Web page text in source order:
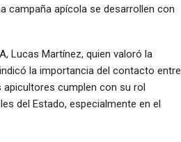
campaña apícola se desarrollen con
Lucas Martínez, quien valoró la
la importancia del contacto entre
cumplen con su rol
del Estado, especialmente en el